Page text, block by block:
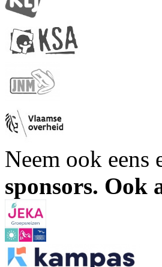
Neem ook
sponsors. Ook